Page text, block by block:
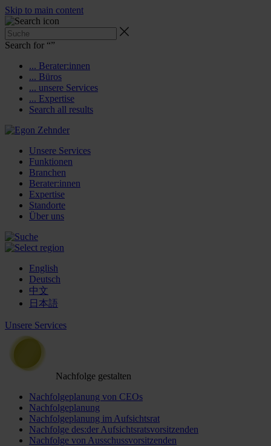
Skip to main content
Search for “”
... Berater:innen
... Büros
... unsere Services
... Expertise
Search all results
Unsere Services
Funktionen
Branchen
Berater:innen
Expertise
Standorte
Über uns
English
Deutsch
中文
日本語
Unsere Services
Nachfolge gestalten
Nachfolgeplanung von CEOs
Nachfolgeplanung
Nachfolgeplanung im Aufsichtsrat
Nachfolge des:der Aufsichtsratsvorsitzenden
Nachfolge von Ausschussvorsitzenden